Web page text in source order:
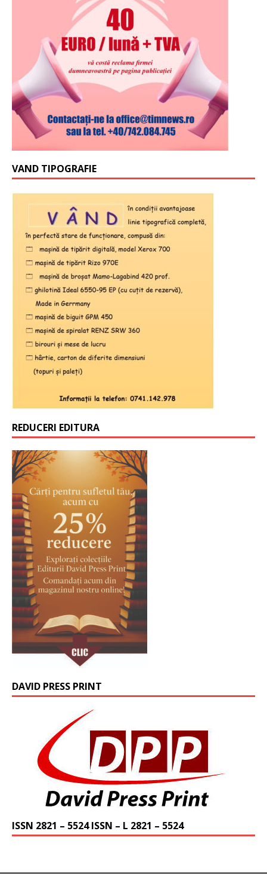
VAND TIPOGRAFIE
REDUCERI EDITURA
DAVID PRESS PRINT
ISSN 2821 – 5524 ISSN – L 2821 – 5524